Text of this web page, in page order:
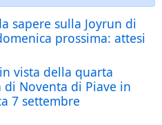
sapere sulla Joyrun di
prossima: attesi
vista della quarta
Noventa di Piave in
7 settembre